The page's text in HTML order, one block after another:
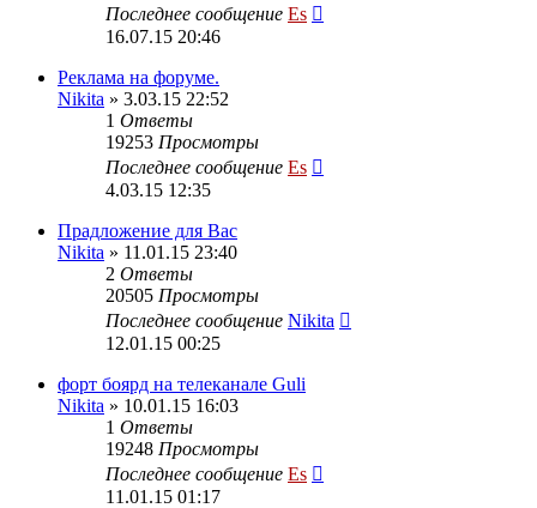
Последнее сообщение Es
16.07.15 20:46
Реклама на форуме.
Nikita » 3.03.15 22:52
1 Ответы
19253 Просмотры
Последнее сообщение Es
4.03.15 12:35
Прадложение для Вас
Nikita » 11.01.15 23:40
2 Ответы
20505 Просмотры
Последнее сообщение Nikita
12.01.15 00:25
форт боярд на телеканале Guli
Nikita » 10.01.15 16:03
1 Ответы
19248 Просмотры
Последнее сообщение Es
11.01.15 01:17